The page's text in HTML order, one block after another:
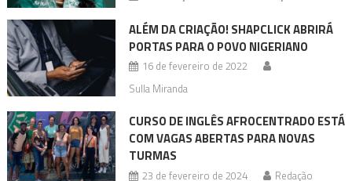
ALÉM DA CRIAÇÃO! SHAPCLICK ABRIRÁ
PORTAS PARA O POVO NIGERIANO
16 de fevereiro de 2022
Sulla Miranda
CURSO DE INGLÊS AFROCENTRADO ESTÁ
COM VAGAS ABERTAS PARA NOVAS
TURMAS
23 de fevereiro de 2024 Redação